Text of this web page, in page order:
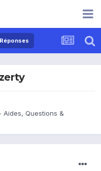
Aides, Questions &